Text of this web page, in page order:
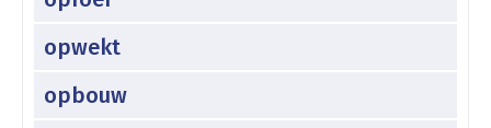
opwekt
opbouw